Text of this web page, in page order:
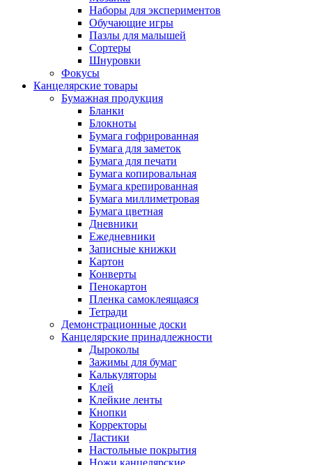
Наборы для экспериментов
Обучающие игры
Пазлы для малышей
Сортеры
Шнуровки
Фокусы
Канцелярские товары
Бумажная продукция
Бланки
Блокноты
Бумага гофрированная
Бумага для заметок
Бумага для печати
Бумага копировальная
Бумага крепированная
Бумага миллиметровая
Бумага цветная
Дневники
Ежедневники
Записные книжки
Картон
Конверты
Пенокартон
Пленка самоклеящаяся
Тетради
Демонстрационные доски
Канцелярские принадлежности
Дыроколы
Зажимы для бумаг
Калькуляторы
Клей
Клейкие ленты
Кнопки
Корректоры
Ластики
Настольные покрытия
Ножи канцелярские